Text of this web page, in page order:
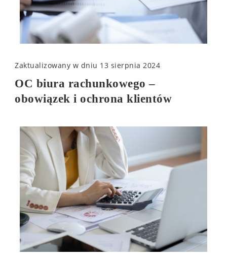
Zaktualizowany w dniu 13 sierpnia 2024
OC biura rachunkowego –
obowiązek i ochrona klientów